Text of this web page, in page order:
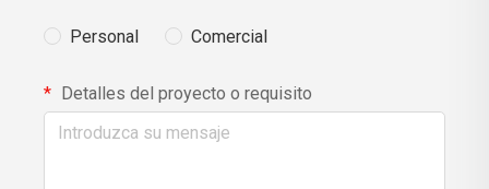
Personal Comercial
Detalles del proyecto o requisito